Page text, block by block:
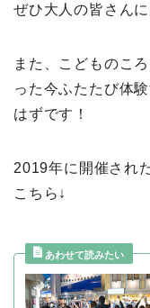
ぜひ大人の皆さん
また、こどものこ
った今ふたたび体
はずです！
2019年に開催され
こちら↓